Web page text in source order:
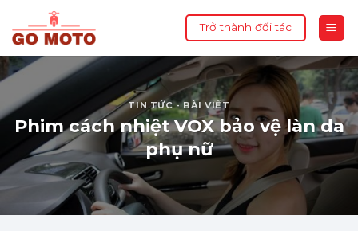
to
content
Trở thành đối tác
TIN TỨC - BÀI VIẾT
Phim cách nhiệt VOX bảo vệ làn da
phụ nữ